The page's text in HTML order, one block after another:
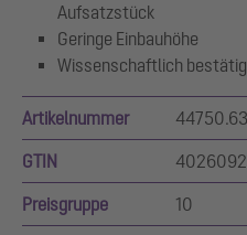
Aufsatzstück
Geringe Einbauhöhe
Wissenschaftlich
Artikelnummer
GTIN
Preisgruppe 10